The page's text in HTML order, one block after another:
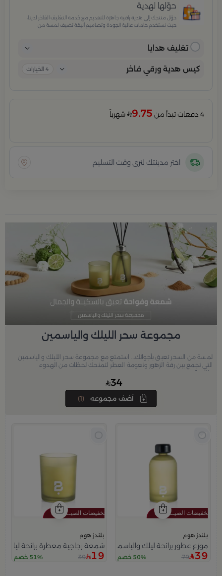
حوّلها لهدية
حوّل منتجك إلى هدية راقية جاهزة للتقديم مع خدمة التغليف الفاخر لدينا،
حيث نستخدم خامات عالية الجودة وتصاميم أنيقة تضيف لمسة من
تغليف هدايا
كيس هدية ورقي فاخر 4 الخيارات
4 دفعات تبدأ من 9.75 شهرياً
اختر مدينتك لترى وقت التسليم
مجموعة سحر الليلك والياسمين
لمسة من السحر تعبق بأجوائك… استمتع مع مجموعة سحر الليلك والياسمين
التي تجمع بين رقة الزهور ونعومة العطر لتمنحك لحظات من الهدوء
والجمال.
34
(1)
بلندز هوم
موزع عطور برائحة ليلك والياسمين 350 مل
39
79 50% خصم
بلندز هوم
شمعة زجاجية معطرة برائحة ليلك
19
39 51% خصم